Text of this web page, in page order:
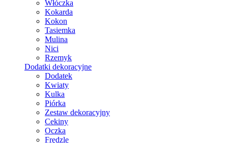
Włóczka
Kokarda
Kokon
Tasiemka
Mulina
Nici
Rzemyk
Dodatki dekoracyjne
Dodatek
Kwiaty
Kulka
Piórka
Zestaw dekoracyjny
Cekiny
Oczka
Frędzle